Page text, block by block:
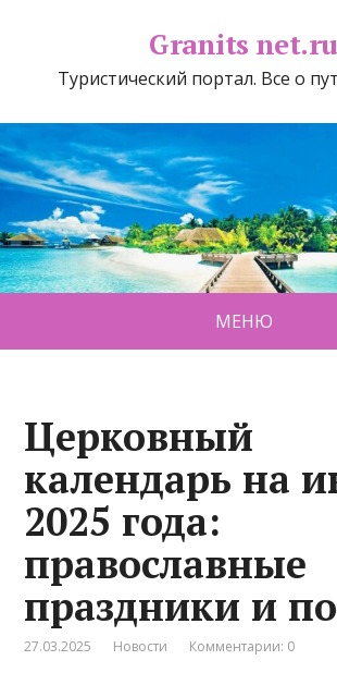
Granits net.ru
Туристический портал. Все о
МЕНЮ
Церковный
календарь на
2025 года:
православные
праздники и
27.03.2025 Новости Комментарии: 0